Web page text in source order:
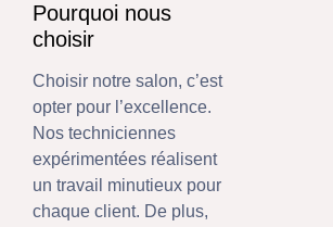
Pourquoi nous
choisir
Choisir notre salon, c’est
opter pour l’excellence.
Nos techniciennes
expérimentées réalisent
un travail minutieux pour
chaque client. De plus,